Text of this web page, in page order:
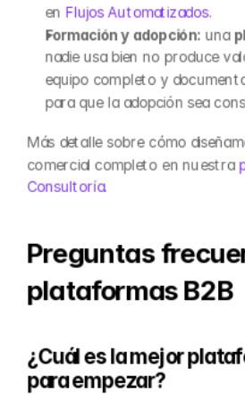
en Flujos Automatizados.
Formación y adopción: una
nadie usa bien no produce
equipo completo y
para que la adopción sea
Más detalle sobre cómo
comercial completo en nuestra
Consultoría.
Preguntas
plataformas B2B
¿Cuál es la mejor
para empezar?